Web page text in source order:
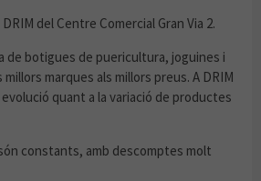
del Centre Comercial Gran Via 2.
de botigues de puericultura, joguines i
marques als millors preus. A DRIM
quant a la variació de productes
constants, amb descomptes molt